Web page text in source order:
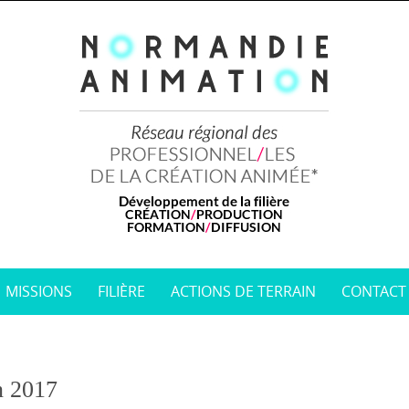
MISSIONS FILIÈRE ACTIONS DE TERRAIN CONTACT
2017